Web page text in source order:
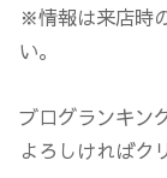
※情報は来店時
い。
ブログランキン
よろしければク